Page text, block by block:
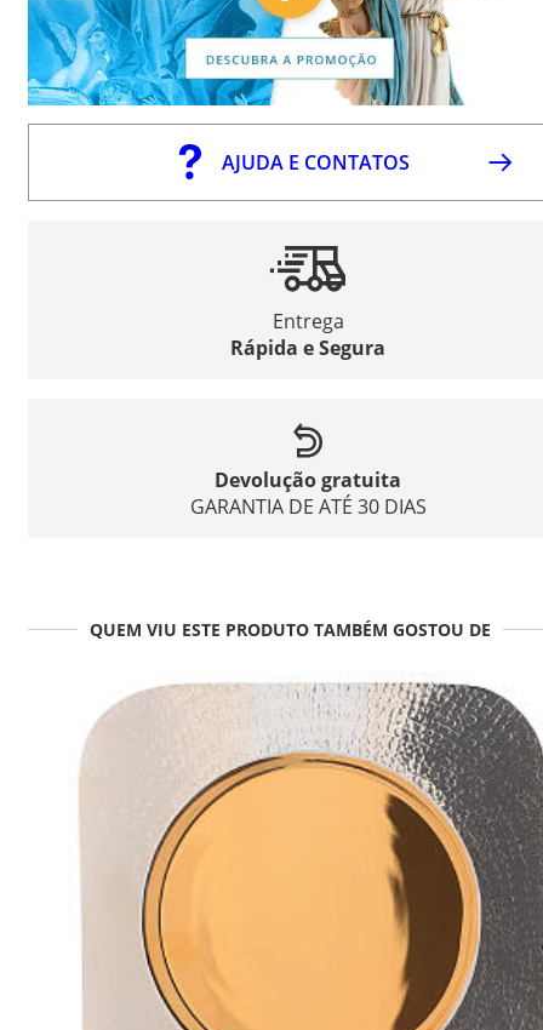
AJUDA E CONTATOS
Entrega
Rápida e Segura
Devolução gratuita
GARANTIA DE ATÉ 30 DIAS
QUEM VIU ESTE PRODUTO TAMBÉM GOSTOU DE